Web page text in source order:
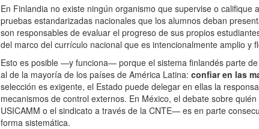
En Finlandia no existe ningún organismo que supervise o califique
pruebas estandarizadas nacionales que los alumnos deban
son responsables de evaluar el progreso de sus propios
del marco del currículo nacional que es intencionalmente amplio y
Esto es posible —y funciona— porque el sistema finlandés parte
al de la mayoría de los países de América Latina: confiar en las
selección es exigente, el Estado puede delegar en ellas la
mecanismos de control externos. En México, el debate sobre
USICAMM o el sindicato a través de la CNTE— es en parte
forma sistemática.